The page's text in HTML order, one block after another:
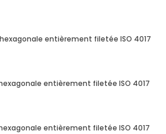
entièrement filetée ISO 4017 M10
entièrement filetée ISO 4017 M10
entièrement filetée ISO 4017 M10